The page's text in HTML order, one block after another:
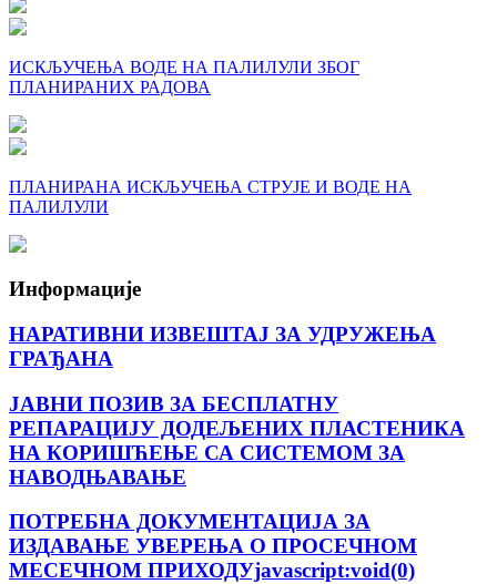
ИСКЉУЧЕЊА ВОДЕ НА ПАЛИЛУЛИ ЗБОГ
ПЛАНИРАНИХ РАДОВА
ПЛАНИРАНА ИСКЉУЧЕЊА СТРУЈЕ И ВОДЕ НА
ПАЛИЛУЛИ
Информације
НАРАТИВНИ ИЗВЕШТАЈ ЗА УДРУЖЕЊА
ГРАЂАНА
ЈАВНИ ПОЗИВ ЗА БЕСПЛАТНУ
РЕПАРАЦИЈУ ДОДЕЉЕНИХ ПЛАСТЕНИКА
НА КОРИШЋЕЊЕ СА СИСТЕМОМ ЗА
НАВОДЊАВАЊЕ
ПОТРЕБНА ДОКУМЕНТАЦИЈА ЗА
ИЗДАВАЊЕ УВЕРЕЊА О ПРОСЕЧНОМ
МЕСЕЧНОМ ПРИХОДУjavascript:void(0)